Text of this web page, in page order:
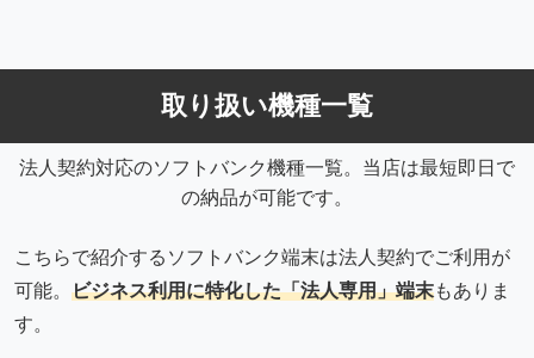
取り扱い機種一覧
法人契約対応のソフトバンク機種一覧。当店は最短即日で
の納品が可能です。
こちらで紹介するソフトバンク端末は法人契約でご利用が
可能。 ビジネス利用に特化した「法人専用」端末もありま
す。